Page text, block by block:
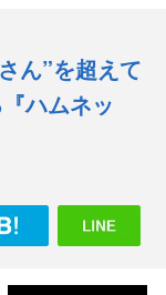
e
ん”を超えて
ハムネッ